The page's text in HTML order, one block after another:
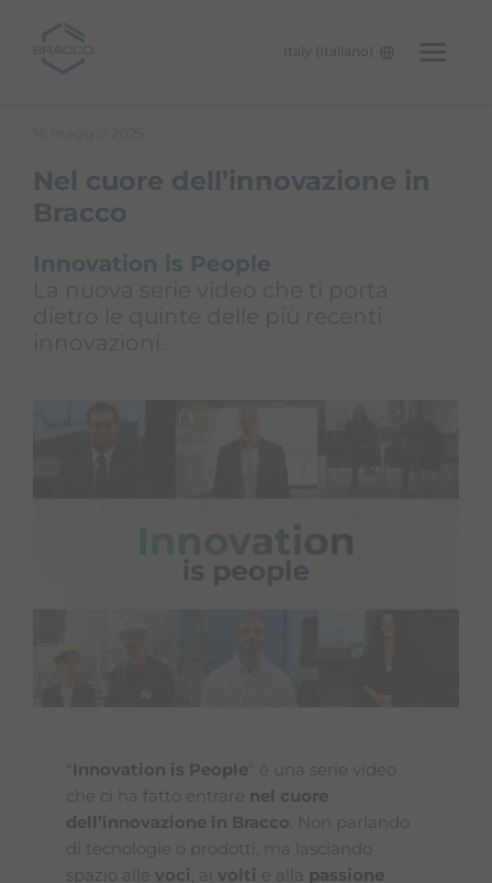
Italy (Italiano)
Nel cuore dell’innovazione in
Bracco
Innovation is People
La nuova serie video che ti porta
dietro le quinte delle più recenti
innovazioni.
" Innovation is People" è una serie video
che ci ha fatto entrare nel cuore
dell’innovazione in Bracco. Non parlando
di tecnologie o prodotti, ma lasciando
spazio alle voci, ai volti e alla passione